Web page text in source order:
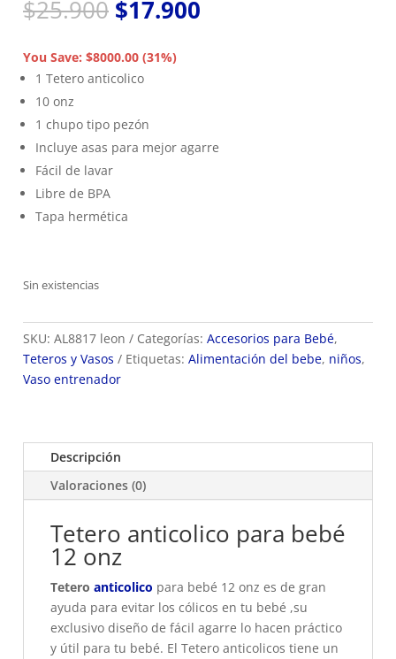
$25.900 El
precio
original
era:
$25.900.
$17.900
You Save: $8000.00 (31%)
1 Tetero anticolico
10 onz
1 chupo tipo pezón
Incluye asas para mejor agarre
Fácil de lavar
Libre de BPA
Tapa hermética
Sin existencias
SKU: AL8817 leon Categorías: Accesorios para Bebé,
Teteros y Vasos
Etiquetas: Alimentación del bebe, niños,
Vaso entrenador
Descripción
Valoraciones (0)
Tetero anticolico para bebé
12 onz
Tetero anticolico para bebé 12 onz es de gran
ayuda para evitar los cólicos en tu bebé ,su
exclusivo diseño de fácil agarre lo hacen práctico
y útil para tu bebé. El Tetero anticolicos tiene un